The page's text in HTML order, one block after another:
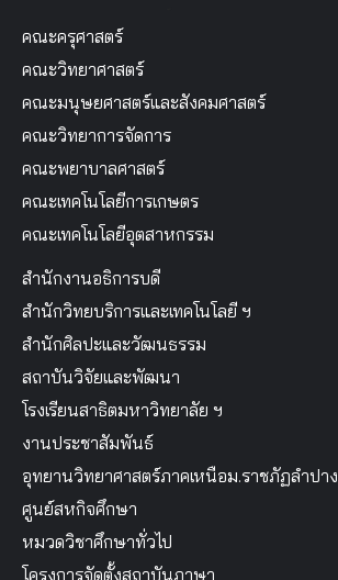
คณะครุศาสตร์
คณะวิทยาศาสตร์
คณะมนุษยศาสตร์และสังคมศาสตร์
คณะวิทยาการจัดการ
คณะพยาบาลศาสตร์
คณะเทคโนโลยีการเกษตร
คณะเทคโนโลยีอุตสาหกรรม
สำนักงานอธิการบดี
สำนักวิทยบริการและเทคโนโลยี ฯ
สำนักศิลปะและวัฒนธรรม
สถาบันวิจัยและพัฒนา
โรงเรียนสาธิตมหาวิทยาลัย ฯ
งานประชาสัมพันธ์
อุทยานวิทยาศาสตร์ภาคเหนือม.ราชภัฏลำปาง
ศูนย์สหกิจศึกษา
หมวดวิชาศึกษาทั่วไป
โครงการจัดตั้งสถาบันภาษา